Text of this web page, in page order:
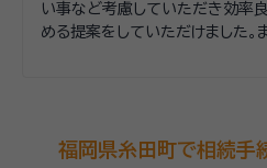
い事など考慮していただき効率
める提案をしていただけました。
福岡県糸田町で相続手